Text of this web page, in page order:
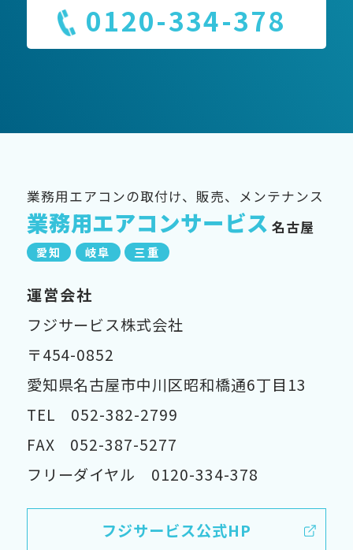
0120-334-378
業務用エアコンの取付け、販売、メンテナンス
業務用エアコンサービス 名古屋
愛知 岐阜 三重
運営会社
フジサービス株式会社
〒454-0852
愛知県名古屋市中川区昭和橋通6丁目13
TEL 052-382-2799
FAX 052-387-5277
フリーダイヤル 0120-334-378
フジサービス公式HP